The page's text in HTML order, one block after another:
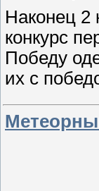
Наконец 2
конкурс
Победу
их с